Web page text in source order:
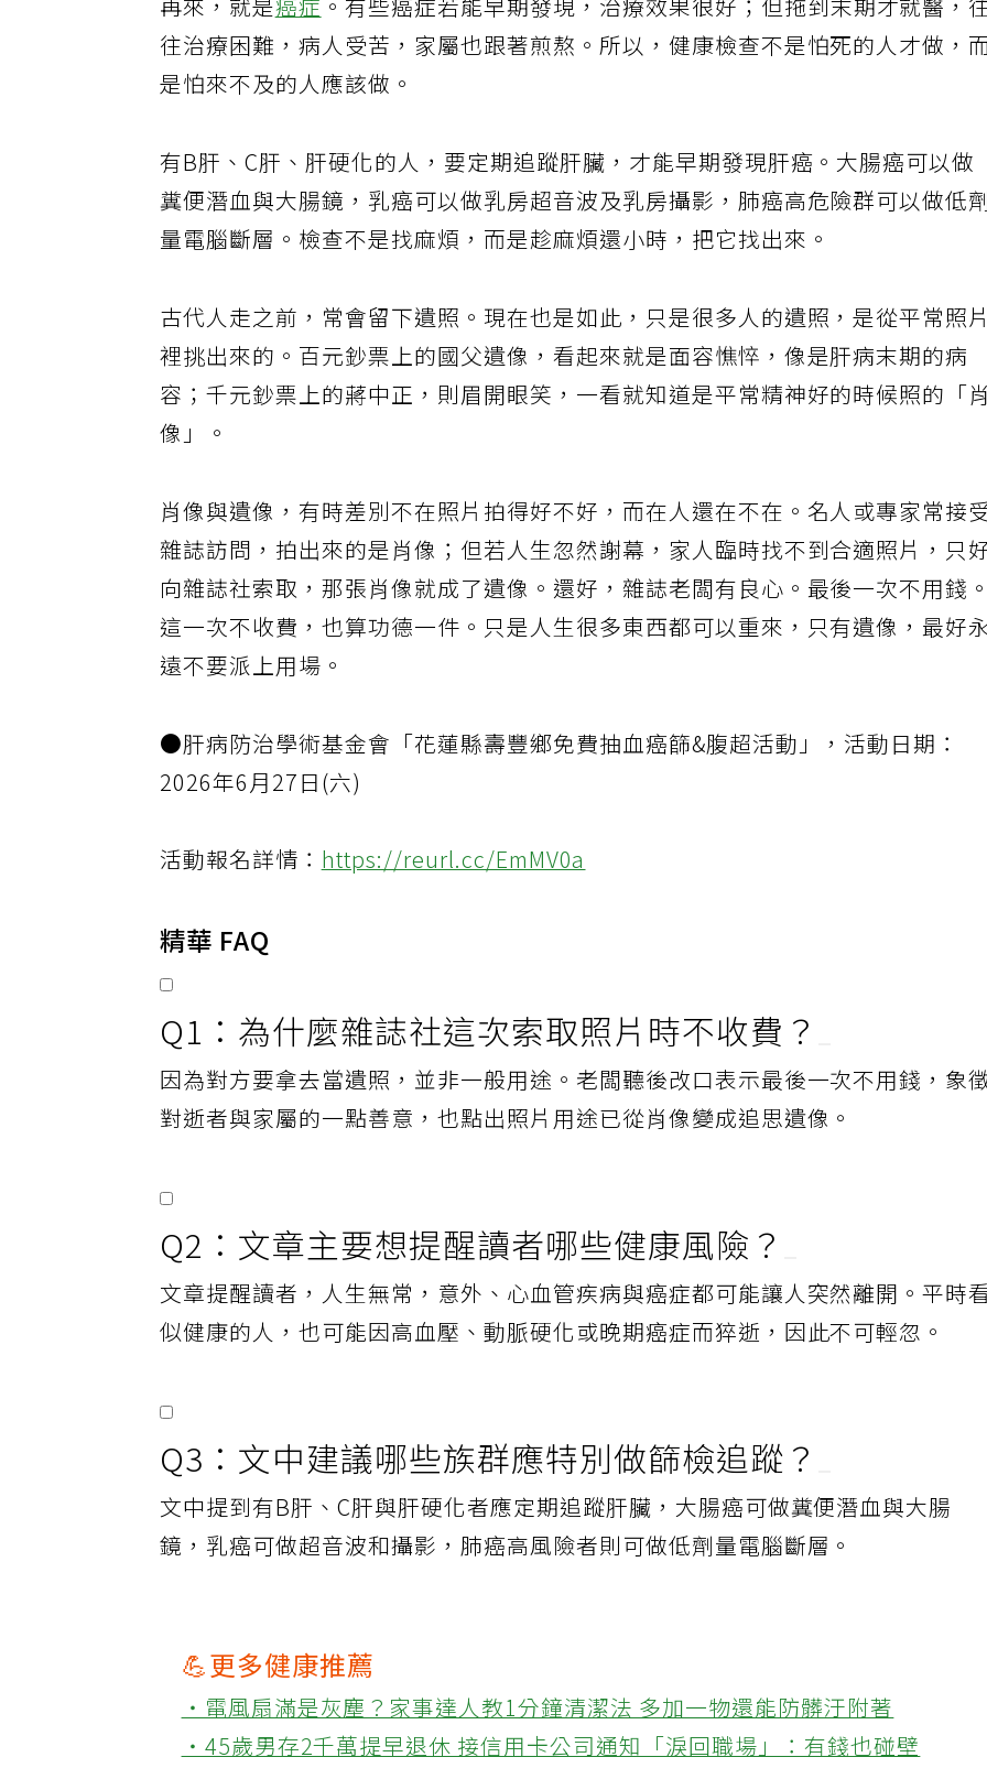
再來，就是癌症 。有些癌症若能早期發現，治療效果很好；但拖到末期才就醫，
往治療困難，病人受苦，家屬也跟著煎熬。所以，健康檢查不是怕死的人才做，而
是怕來不及的人應該做。
有B肝、C肝、肝硬化的人，要定期追蹤肝臟，才能早期發現肝癌。大腸癌可以做
糞便潛血與大腸鏡，乳癌可以做乳房超音波及乳房攝影，肺癌高危險群可以做低劑
量電腦斷層。檢查不是找麻煩，而是趁麻煩還小時，把它找出來。
古代人走之前，常會留下遺照。現在也是如此，只是很多人的遺照，是從平常照片
裡挑出來的。百元鈔票上的國父遺像，看起來就是面容憔悴，像是肝病末期的病
容；千元鈔票上的蔣中正，則眉開眼笑，一看就知道是平常精神好的時候照的「肖
像」。
肖像與遺像，有時差別不在照片拍得好不好，而在人還在不在。名人或專家常接
雜誌訪問，拍出來的是肖像；但若人生忽然謝幕，家人臨時找不到合適照片，只好
向雜誌社索取，那張肖像就成了遺像。還好，雜誌老闆有良心。最後一次不用錢。
這一次不收費，也算功德一件。只是人生很多東西都可以重來，只有遺像，最好
遠不要派上用場。
●肝病防治學術基金會「花蓮縣壽豐鄉免費抽血癌篩&腹超活動」，活動日期：
2026年6月27日(六)
活動報名詳情：https://reurl.cc/EmMV0a
精華 FAQ
Q1：為什麼雜誌社這次索取照片時不收費？
因為對方要拿去當遺照，並非一般用途。老闆聽後改口表示最後一次不用錢，象
對逝者與家屬的一點善意，也點出照片用途已從肖像變成追思遺像。
Q2：文章主要想提醒讀者哪些健康風險？
文章提醒讀者，人生無常，意外、心血管疾病與癌症都可能讓人突然離開。平時看
似健康的人，也可能因高血壓、動脈硬化或晚期癌症而猝逝，因此不可輕忽。
Q3：文中建議哪些族群應特別做篩檢追蹤？
文中提到有B肝、C肝與肝硬化者應定期追蹤肝臟，大腸癌可做糞便潛血與大腸
鏡，乳癌可做超音波和攝影，肺癌高風險者則可做低劑量電腦斷層。
💪更多健康推薦
‧電風扇滿是灰塵？家事達人教1分鐘清潔法 多加一物還能防髒汙附著